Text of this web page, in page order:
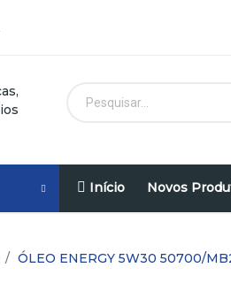
Início Novos
ÓLEO ENERGY 5W30 50700/